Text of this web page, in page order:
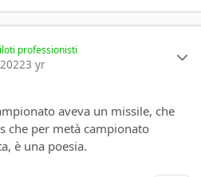
professionisti
3 yr
aveva un missile, che
che per metà campionato
è una poesia.